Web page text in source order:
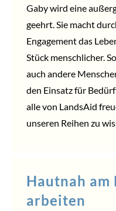
Gaby wird eine
geehrt. Sie macht
Engagement das
Stück menschlicher.
auch andere
den Einsatz für
alle von LandsAid
unseren Reihen zu
Hautnah am
arbeiten